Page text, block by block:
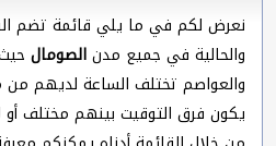
نعرض لكم في ما يلي قائمة تضم
والحالية في جميع مدنالصومال
والعواصم تختلف الساعة لديهم من
يكون فرق التوقيت بينهم مختلف أو